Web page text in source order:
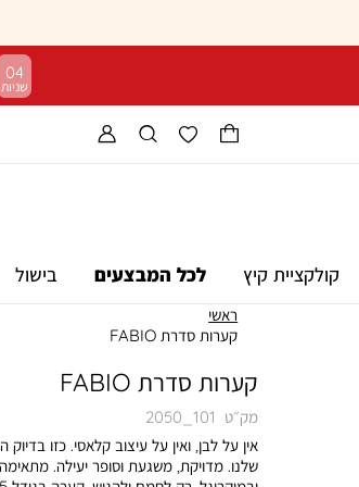
03
קולקציית קיץ לכל המבצעים בישול
ראשי
קערות סדרת FABIO
קערות סדרת FABIO
מק״ט 2050_101
שלנו. מדויקת, משגעת וסופר יעילה.